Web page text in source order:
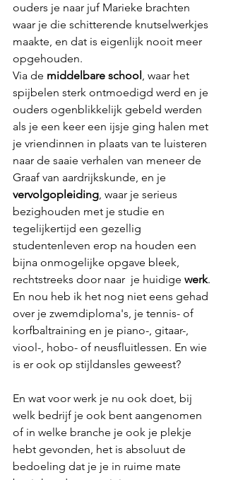
ouders je naar juf Marieke brachten
waar je die schitterende knutselwerkjes
maakte, en dat is eigenlijk nooit meer
opgehouden.
Via de middelbare school, waar het
spijbelen sterk ontmoedigd werd en je
ouders ogenblikkelijk gebeld werden
als je een keer een ijsje ging halen met
je vriendinnen in plaats van te luisteren
naar de saaie verhalen van meneer de
Graaf van aardrijkskunde, en je
vervolgopleiding, waar je serieus
bezighouden met je studie en
tegelijkertijd een gezellig
studentenleven erop na houden een
bijna onmogelijke opgave bleek,
rechtstreeks door naar  je huidige werk.
En nou heb ik het nog niet eens gehad
over je zwemdiploma's, je tennis- of
korfbaltraining en je piano-, gitaar-,
viool-, hobo- of neusfluitlessen. En wie
is er ook op stijldansles geweest?
En wat voor werk je nu ook doet, bij
welk bedrijf je ook bent aangenomen
of in welke branche je ook je plekje
hebt gevonden, het is absoluut de
bedoeling dat je je in ruime mate